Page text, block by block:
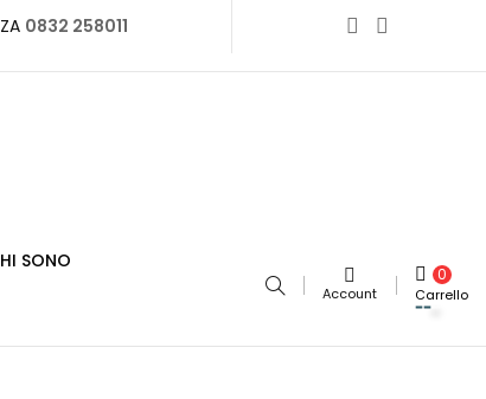
0832 258011
SONO
Account
0
Carrello